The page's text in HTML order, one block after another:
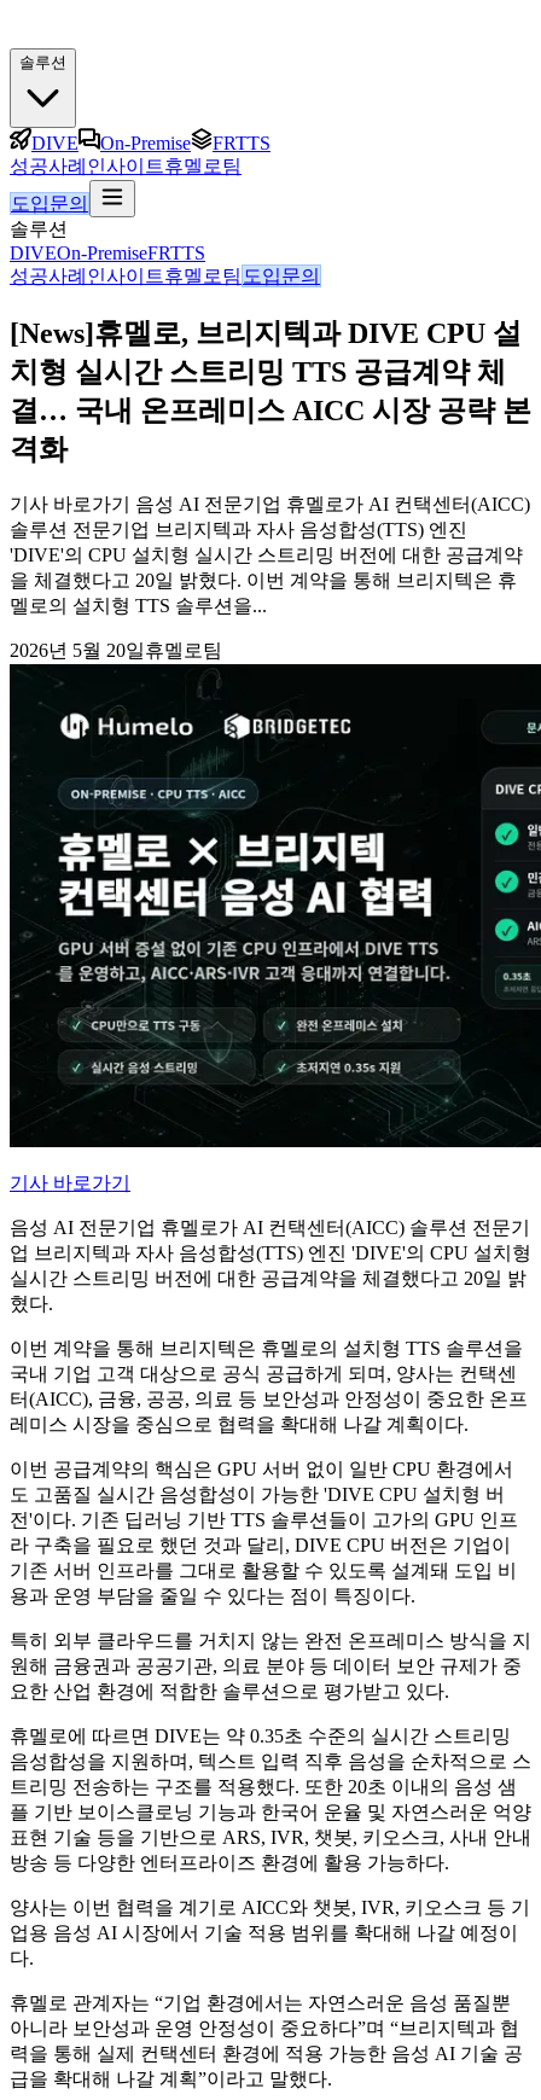
솔루션
DIVE On-Premise
FRTTS
성공사례 인사이트휴멜로팀
도입문의
솔루션
DIVEOn-PremiseFRTTS
성공사례 인사이트휴멜로팀 도입문의
[News]휴멜로, 브리지텍과 DIVE CPU 설
치형 실시간 스트리밍 TTS 공급계약 체
결… 국내 온프레미스 AICC 시장 공략 본
격화
기사 바로가기 음성 AI 전문기업 휴멜로가 AI 컨택센터(AICC)
솔루션 전문기업 브리지텍과 자사 음성합성(TTS) 엔진
'DIVE'의 CPU 설치형 실시간 스트리밍 버전에 대한 공급계약
을 체결했다고 20일 밝혔다. 이번 계약을 통해 브리지텍은 휴
멜로의 설치형 TTS 솔루션을...
2026년 5월 20일휴멜로팀
기사 바로가기
음성 AI 전문기업 휴멜로가 AI 컨택센터(AICC) 솔루션 전문기
업 브리지텍과 자사 음성합성(TTS) 엔진 'DIVE'의 CPU 설치형
실시간 스트리밍 버전에 대한 공급계약을 체결했다고 20일 밝
혔다.
이번 계약을 통해 브리지텍은 휴멜로의 설치형 TTS 솔루션을
국내 기업 고객 대상으로 공식 공급하게 되며, 양사는 컨택센
터(AICC), 금융, 공공, 의료 등 보안성과 안정성이 중요한 온프
레미스 시장을 중심으로 협력을 확대해 나갈 계획이다.
이번 공급계약의 핵심은 GPU 서버 없이 일반 CPU 환경에서
도 고품질 실시간 음성합성이 가능한 'DIVE CPU 설치형 버
전'이다. 기존 딥러닝 기반 TTS 솔루션들이 고가의 GPU 인프
라 구축을 필요로 했던 것과 달리, DIVE CPU 버전은 기업이
기존 서버 인프라를 그대로 활용할 수 있도록 설계돼 도입 비
용과 운영 부담을 줄일 수 있다는 점이 특징이다.
특히 외부 클라우드를 거치지 않는 완전 온프레미스 방식을 지
원해 금융권과 공공기관, 의료 분야 등 데이터 보안 규제가 중
요한 산업 환경에 적합한 솔루션으로 평가받고 있다.
휴멜로에 따르면 DIVE는 약 0.35초 수준의 실시간 스트리밍
음성합성을 지원하며, 텍스트 입력 직후 음성을 순차적으로 스
트리밍 전송하는 구조를 적용했다. 또한 20초 이내의 음성 샘
플 기반 보이스클로닝 기능과 한국어 운율 및 자연스러운 억양
표현 기술 등을 기반으로 ARS, IVR, 챗봇, 키오스크, 사내 안내
방송 등 다양한 엔터프라이즈 환경에 활용 가능하다.
양사는 이번 협력을 계기로 AICC와 챗봇, IVR, 키오스크 등 기
업용 음성 AI 시장에서 기술 적용 범위를 확대해 나갈 예정이
다.
휴멜로 관계자는 “기업 환경에서는 자연스러운 음성 품질뿐
아니라 보안성과 운영 안정성이 중요하다”며 “브리지텍과 협
력을 통해 실제 컨택센터 환경에 적용 가능한 음성 AI 기술 공
급을 확대해 나갈 계획”이라고 말했다.